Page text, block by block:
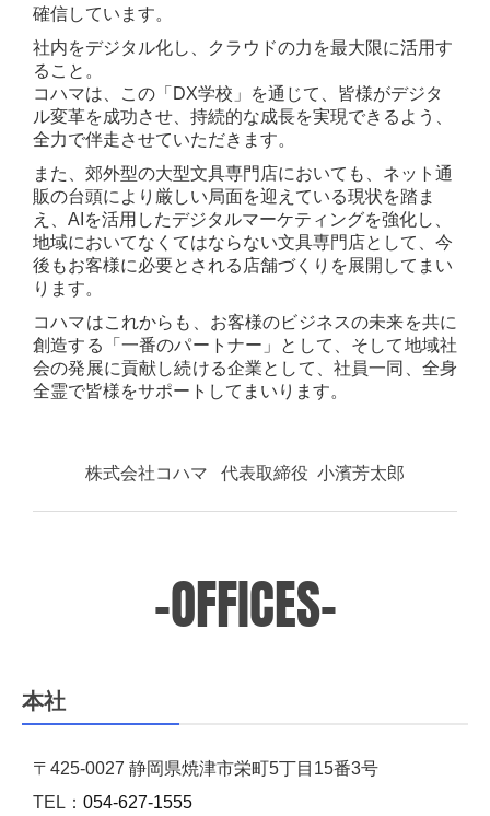
確信しています。
社内をデジタル化し、クラウドの力を最大限に活用す
ること。
コハマは、この「DX学校」を通じて、皆様がデジタ
ル変革を成功させ、持続的な成長を実現できるよう、
全力で伴走させていただきます。
また、郊外型の大型文具専門店においても、ネット通
販の台頭により厳しい局面を迎えている現状を踏ま
え、AIを活用したデジタルマーケティングを強化し、
地域においてなくてはならない文具専門店として、今
後もお客様に必要とされる店舗づくりを展開してまい
ります。
コハマはこれからも、お客様のビジネスの未来を共に
創造する「一番のパートナー」として、そして地域社
会の発展に貢献し続ける企業として、社員一同、全身
全霊で皆様をサポートしてまいります。
株式会社コハマ 代表取締役 小濱芳太郎
-OFFICES-
本社
〒425-0027 静岡県焼津市栄町5丁目15番3号
TEL： 054-627-1555